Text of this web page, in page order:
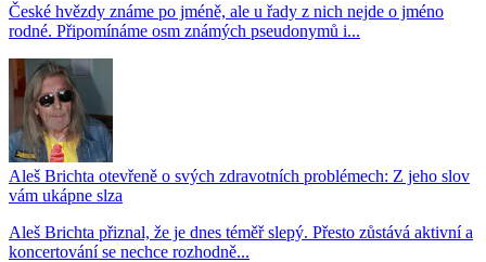
České hvězdy známe po jméně, ale u řady z nich nejde o jméno
rodné. Připomínáme osm známých pseudonymů i...
Aleš Brichta otevřeně o svých zdravotních problémech: Z jeho slov
vám ukápne slza
Aleš Brichta přiznal, že je dnes téměř slepý. Přesto zůstává aktivní a
koncertování se nechce rozhodně...